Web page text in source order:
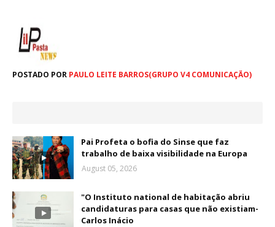
POSTADO POR PAULO LEITE BARROS(GRUPO V4 COMUNICAÇÃO)
Pai Profeta o bofia do Sinse que faz
trabalho de baixa visibilidade na Europa
August 05, 2026
"O Instituto national de habitação abriu
candidaturas para casas que não existiam-
Carlos Inácio